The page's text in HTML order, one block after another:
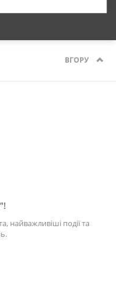
ВГОРУ
найважливіші події та